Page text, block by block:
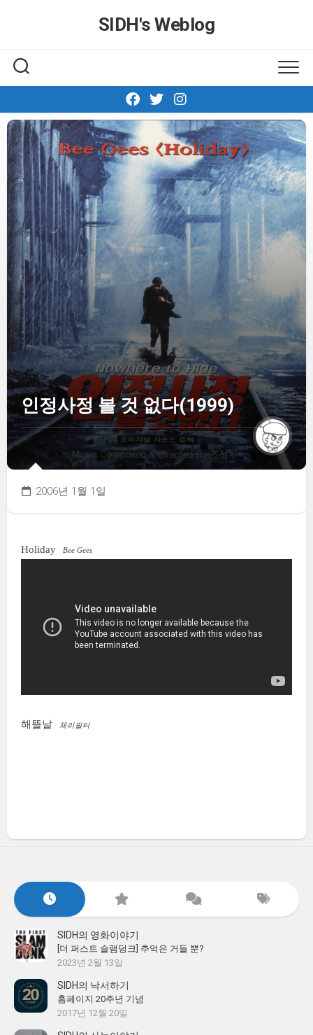
SIDH′s Weblog
인정사정 볼 것 없다(1999)
2006년 1월 1일
Holiday Bee Gees
해뜰날 체리필터
SIDH의 영화이야기
[더 퍼스트 슬램덩크] 추억은 거들 뿐?
2023년 2월 13일
SIDH의 낙서하기
홈페이지 20주년 기념
2017년 12월 20일